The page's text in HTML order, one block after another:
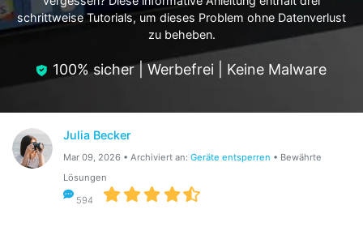
Support
Hilfe und Unterstützung erhalten
schrittweise Tutorials, um dieses Problem ohne Datenverlust
zu beheben.
100% sicher | Werbefrei | Keine Malware
Julia Becker
Mar 09, 2026 • Archiviert an: Geräte entsperren • Bewährte
Lösungen
594